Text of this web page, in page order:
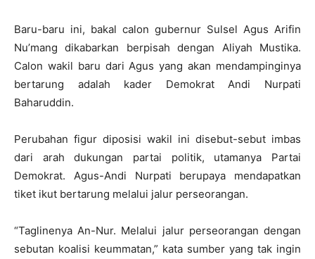
Baru-baru ini, bakal calon gubernur Sulsel Agus Arifin
Nu’mang dikabarkan berpisah dengan Aliyah Mustika.
Calon wakil baru dari Agus yang akan mendampinginya
bertarung adalah kader Demokrat Andi Nurpati
Baharuddin.
Perubahan figur diposisi wakil ini disebut-sebut imbas
dari arah dukungan partai politik, utamanya Partai
Demokrat. Agus-Andi Nurpati berupaya mendapatkan
tiket ikut bertarung melalui jalur perseorangan.
“Taglinenya An-Nur. Melalui jalur perseorangan dengan
sebutan koalisi keummatan,” kata sumber yang tak ingin